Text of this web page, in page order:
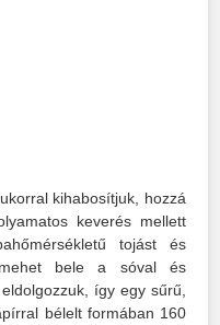
kihabosítjuk, hozzá
keverés mellett
tojást és
bele a sóval és
így egy sűrű,
bélelt formában 160